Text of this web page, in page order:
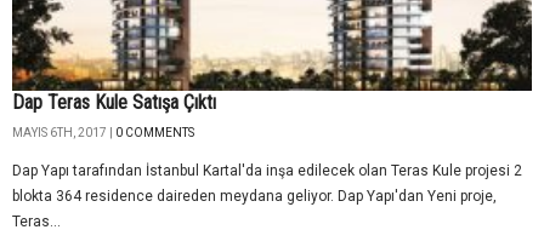
Dap Teras Kule Satışa Çıktı
MAYIS 6TH, 2017 | 0 COMMENTS
Dap Yapı tarafından İstanbul Kartal'da inşa edilecek olan Teras Kule projesi 2
blokta 364 residence daireden meydana geliyor. Dap Yapı'dan Yeni proje,
Teras...